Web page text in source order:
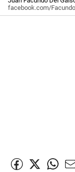
facebook.com/